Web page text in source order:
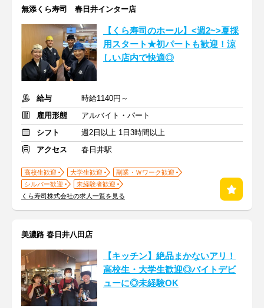
無添くら寿司 春日井インター店
【くら寿司のホール】<週2~>夏採
用スタート★初パートも歓迎！涼
しい店内で快適◎
給与
時給1140円～
雇用形態
アルバイト・パート
シフト
週2日以上 1日3時間以上
アクセス
春日井駅
高校生歓迎 大学生歓迎
副業・Ｗワーク歓迎
シルバー歓迎
未経験者歓迎
くら寿司株式会社の求人一覧を見る
美濃路 春日井八田店
【キッチン】絶品まかないアリ！
高校生・大学生歓迎◎バイトデビ
ューに◎未経験OK